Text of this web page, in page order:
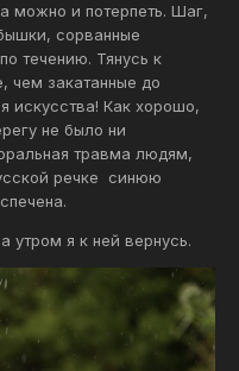
можно и потерпеть. Шаг,
сорванные
течению. Тянусь к
чем закатанные до
искусства! Как хорошо,
не было ни
травма людям,
речке синюю
утром я к ней вернусь.